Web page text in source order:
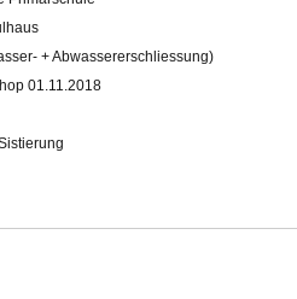
+ Abwassererschliessung)
01.11.2018